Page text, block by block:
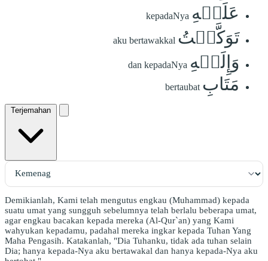
عَلَيۡهِ kepadaNya
تَوَكَّلۡتُ aku bertawakkal
وَإِلَيۡهِ dan kepadaNya
مَتَابِ bertaubat
Terjemahan
Demikianlah, Kami telah mengutus engkau (Muhammad) kepada
suatu umat yang sungguh sebelumnya telah berlalu beberapa umat,
agar engkau bacakan kepada mereka (Al-Qur`an) yang Kami
wahyukan kepadamu, padahal mereka ingkar kepada Tuhan Yang
Maha Pengasih. Katakanlah, "Dia Tuhanku, tidak ada tuhan selain
Dia; hanya kepada-Nya aku bertawakal dan hanya kepada-Nya aku